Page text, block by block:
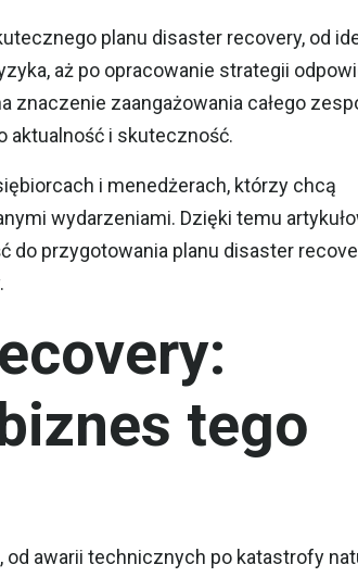
planu disaster recovery, od
aż po opracowanie strategii
zaangażowania całego
aktualność i skuteczność.
i menedżerach, którzy chcą
wydarzeniami. Dzięki temu
przygotowania planu disaster
tego
awarii technicznych po katastrofy